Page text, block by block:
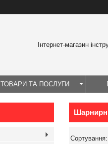
Інтернет-магазин
ТОВАРИ ТА ПОСЛУГИ